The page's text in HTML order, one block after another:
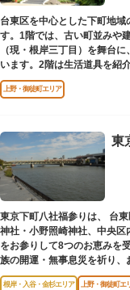
台東区を中心とした下町地
す。1階では、古い町並みや
（現・根岸三丁目）を舞台
います。2階は生活道具を紹
の歴史や出来事をたどること
企画展示室と、道具や玩具を
上野・御徒町エリア
東
東京下町八社福参りは、 台
神社・小野照崎神社、中央
をお参りして8つのお恵みを
族の開運・無事息災を祈り
も通じます。
根岸・入谷・金杉エリア 上野・御徒町エ